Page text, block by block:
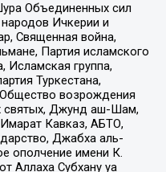
Объединенных сил
Ичкерии и
Священная война,
Партия исламского
группа,
Туркестана,
возрождения
святых, Джунд аш-Шам,
Кавказ, АБТО,
Джабха аль-
ополчение имени К.
Аллаха Субхану уа